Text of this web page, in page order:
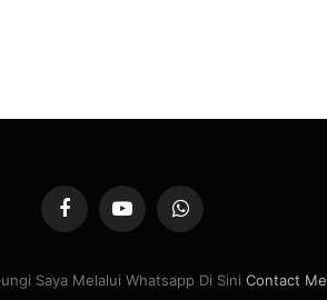
FacebookYouTubeWhatsApp
Saya Melalui Whatsapp Di Sini Contact Me